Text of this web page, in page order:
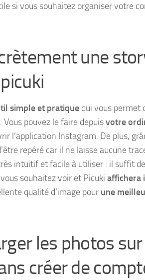
si vous souhaitez organiser votre
une
simple et pratique qui vous permet
pouvez le faire depuisvotre
l’application Instagram. De plus,
repéré car il ne laisse aucune
intuitif et facile à utiliser : il suffit
souhaitez voir et Picuki affichera
qualité d’image pour une
les photos
créer de